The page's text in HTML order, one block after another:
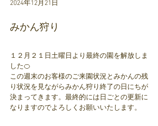
2024年12月21日
みかん狩り
１２月２１日土曜日より最終の園を解放しま
した🍊
この週末のお客様のご来園状況とみかんの残
り状況を見ながらみかん狩り終了の日にちが
決まってきます。最終的には日ごとの更新に
なりますのでよろしくお願いいたします。